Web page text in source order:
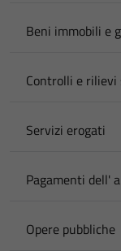
Beni immobili e
Controlli e
Servizi erogati
Pagamenti dell'
Opere pubbliche